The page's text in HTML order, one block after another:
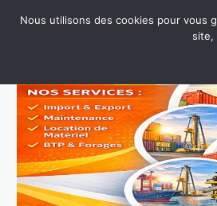
Nous utilisons des cookies pour vous
site,